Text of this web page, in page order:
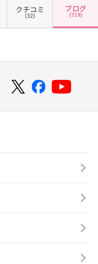
クチコミ
(32)
ブログ
(719)